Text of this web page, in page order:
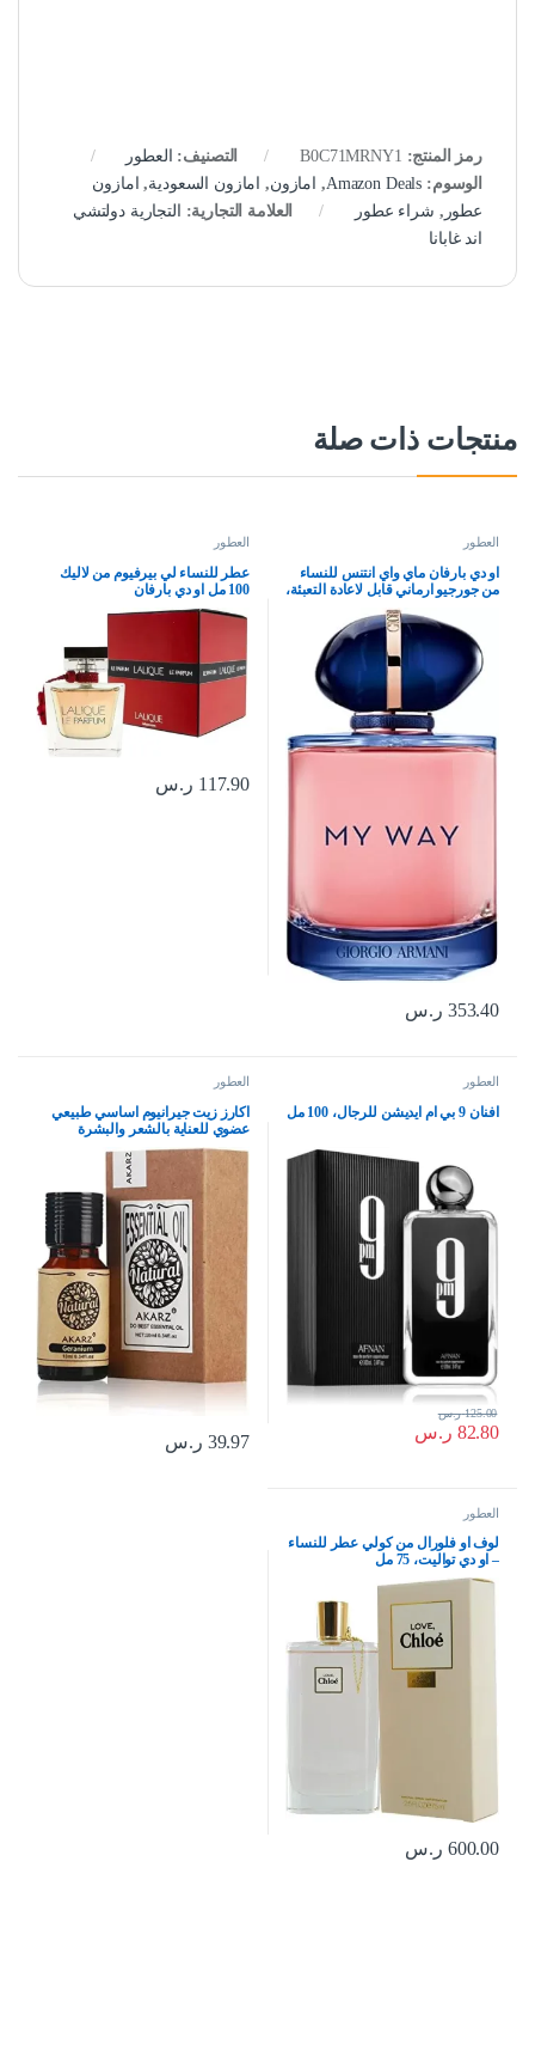
رمز المنتج: B0C71MRNY1 التصنيف: العطور
الوسوم: Amazon Deals
, امازون, امازون السعودية, امازون
عطور , شراء عطور العلامة التجارية:
التجارية دولتشي
اند غابانا
منتجات ذات صلة
العطور
او دي بارفان ماي واي انتنس للنساء
من جورجيو ارماني قابل لاعادة التعبئة،
353.40 ر.س
العطور
عطر للنساء لي بيرفيوم من لاليك
100 مل او دي بارفان
117.90 ر.س
العطور
افنان 9 بي ام ايديشن للرجال، 100 مل
82.80 ر.س
125.00 ر.س
العطور
اكارز زيت جيرانيوم اساسي طبيعي
عضوي للعناية بالشعر والبشرة
والجسم، موزع للشموع والصابون
والحرف اليدوية والتدليك، 10 مل
39.97 ر.س
العطور
لوف او فلورال من كولي عطر للنساء
– او دي تواليت، 75 مل
600.00 ر.س